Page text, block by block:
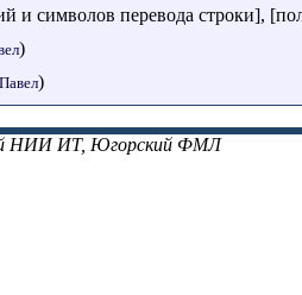
и символов перевода строки],
)
)
НИИ ИТ, Югорский ФМЛ